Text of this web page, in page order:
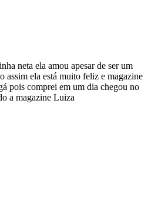
neta ela amou apesar de ser um
assim ela está muito feliz e magazine
pois comprei em um dia chegou no
a magazine Luiza